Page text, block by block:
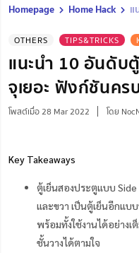
Homepage Home Hack แ
OTHERS TIPS&TRICKS
แนะนำ 10 อันดับ
จุเยอะ ฟังก์ชันคร
โพสต์เมื่อ 28 Mar 2022 โดย
Key Takeaways
ตู้เย็นสองประตูแบบ
และขวา เป็นตู้เย็นอีกแบ
พร้อมทั้งใช้งานได้อย่างเ
ชั้นวางได้ตามใจ